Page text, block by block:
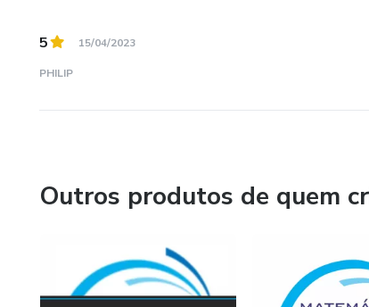
5 15/04/2023
PHILIP
Outros produtos de quem